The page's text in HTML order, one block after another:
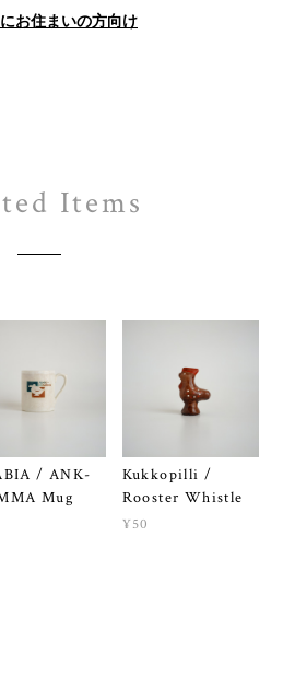
お住まいの方向け
Items
/ ANK-
Mug
Kukkopilli /
Rooster Whistle
¥50